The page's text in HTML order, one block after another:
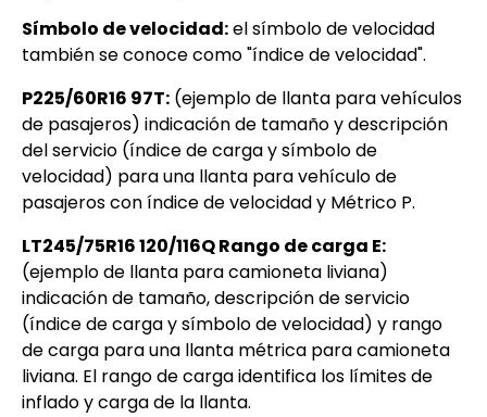
Símbolo de velocidad:el símbolo de velocidad
también se conoce como "índice de velocidad".
P225/60R16 97T​: (ejemplo de llanta para vehículos
de pasajeros) indicación de tamaño y descripción
del servicio (índice de carga y símbolo de
velocidad) para una llanta para vehículo de
pasajeros con índice de velocidad y Métrico P.
LT245/75R16 120/116Q Rango de carga E:
(ejemplo de llanta para camioneta liviana)
indicación de tamaño, descripción de servicio
(índice de carga y símbolo de velocidad) y rango
de carga para una llanta métrica para camioneta
liviana. El rango de carga identifica los límites de
inflado y carga de la llanta.